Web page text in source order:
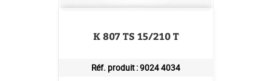
K 807 TS 15/210 T
Réf. produit :9024 4034